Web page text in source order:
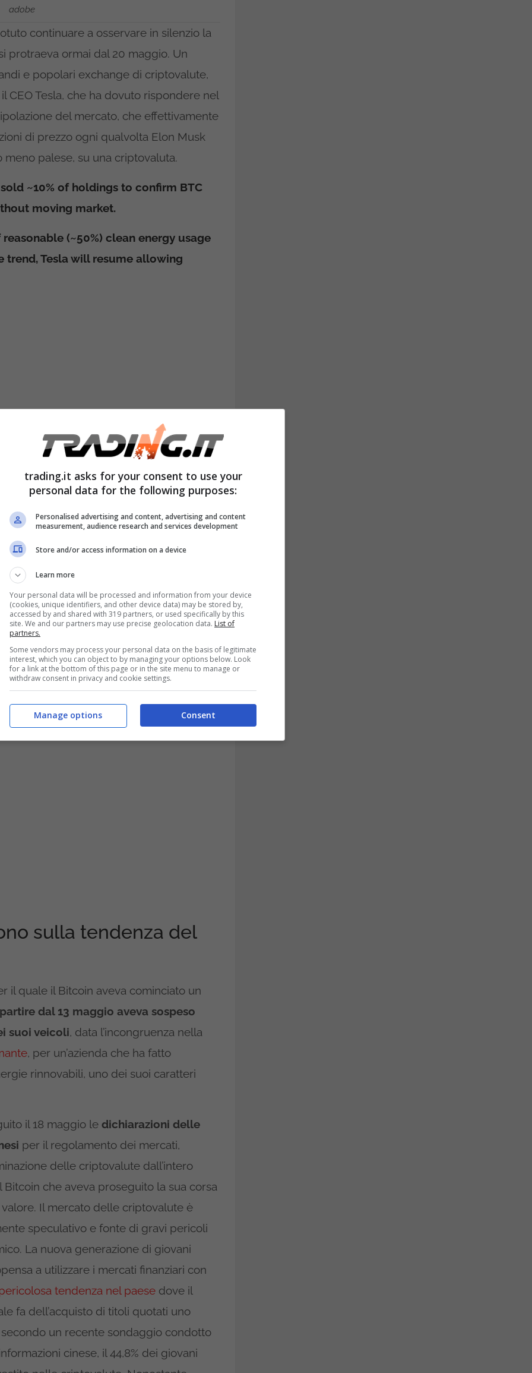
adobe
continuare a osservare in silenzio la
protraeva ormai dal 20 maggio. Un
e popolari exchange di criptovalute,
CEO Tesla, che ha dovuto rispondere nel
del mercato, che effettivamente
di prezzo ogni qualvolta Elon Musk
palese, su una criptovaluta.
~10% of holdings to confirm BTC
moving market.
(~50%) clean energy usage
trend, Tesla will resume allowing
del 12% nella sola giornata del 13
Il fondatore di Tesla ha detto che il
accettare i pagamenti in criptovaluta
consumo energetico.
affermazioni, non tanto per la buona
che la blockchain e i suoi sostenitori
che comporterebbe una
modo in cui il Bitcoin viene verificato e
dell’aspetto antiecologico e
solo tweet può mandare in fumo i tuoi
sulla tendenza del
il quale il Bitcoin aveva cominciato un
dal 13 maggio aveva sospeso
suoi veicoli, data l’incongruenza nella
, per un’azienda che ha fatto
rinnovabili, uno dei suoi caratteri
il 18 maggio le dichiarazioni delle
per il regolamento dei mercati,
delle criptovalute dall’intero
che aveva proseguito la sua corsa
Il mercato delle criptovalute è
speculativo e fonte di gravi pericoli
La nuova generazione di giovani
a utilizzare i mercati finanziari con
tendenza nel paese dove il
fa dell’acquisto di titoli quotati uno
un recente sondaggio condotto
cinese, il 44,8% dei giovani
trading.it asks for your consent to use your
personal data for the following purposes:
Personalised advertising and content, advertising and content
measurement, audience research and services development
Store and/or access information on a device
Learn more
Your personal data will be processed and information from your device
(cookies, unique identifiers, and other device data) may be stored by,
accessed by and shared with 319 partners, or used specifically by this
site. We and our partners may use precise geolocation data. List of
partners.
Some vendors may process your personal data on the basis of legitimate
interest, which you can object to by managing your options below. Look
for a link at the bottom of this page or in the site menu to manage or
withdraw consent in privacy and cookie settings.
Consent
Manage options